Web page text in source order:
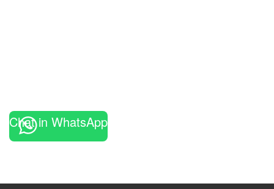
Chat in WhatsApp